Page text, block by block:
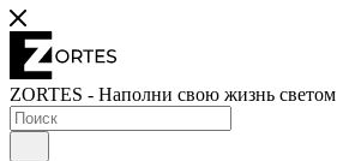
ZORTES - Наполни свою жизнь светом